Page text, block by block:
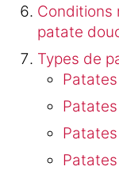
Conditions
patate
Types de